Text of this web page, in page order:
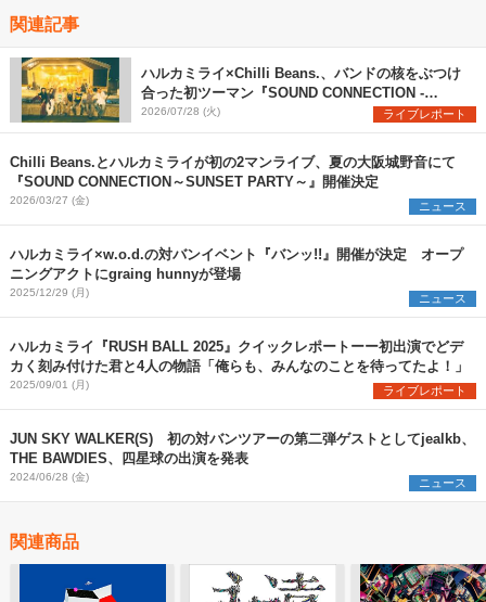
関連記事
ハルカミライ×Chilli Beans.、バンドの核をぶつけ
合った初ツーマン『SOUND CONNECTION -
SUNSET PARTY-』レポート
2026/07/28 (火) ライブレポート
Chilli Beans.とハルカミライが初の2マンライブ、夏の大阪城野音にて
『SOUND CONNECTION～SUNSET PARTY～』開催決定
2026/03/27 (金) ニュース
ハルカミライ×w.o.d.の対バンイベント『バンッ!!』開催が決定 オープ
ニングアクトにgraing hunnyが登場
2025/12/29 (月) ニュース
ハルカミライ『RUSH BALL 2025』クイックレポートーー初出演でどデ
カく刻み付けた君と4人の物語「俺らも、みんなのことを待ってたよ！」
2025/09/01 (月) ライブレポート
JUN SKY WALKER(S) 初の対バンツアーの第二弾ゲストとしてjealkb、
THE BAWDIES、四星球の出演を発表
2024/06/28 (金) ニュース
関連商品